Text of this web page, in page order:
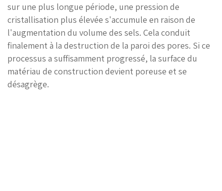
sur une plus longue période, une pression de
cristallisation plus élevée s'accumule en raison de
l'augmentation du volume des sels. Cela conduit
finalement à la destruction de la paroi des pores. Si ce
processus a suffisamment progressé, la surface du
matériau de construction devient poreuse et se
désagrège.